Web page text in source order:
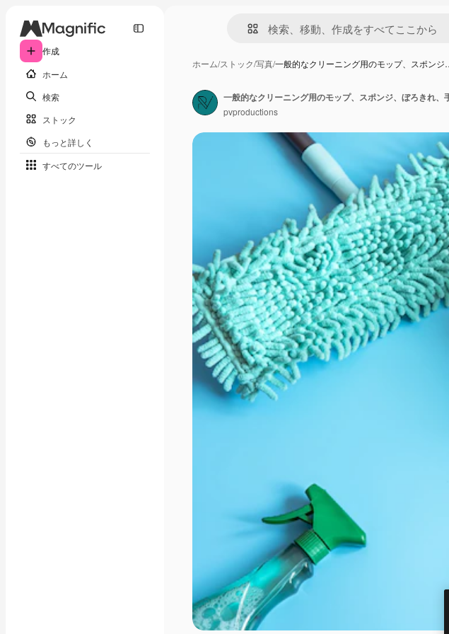
作成
ホーム
検索
ストック
もっと詳しく
すべてのツール
ホーム/ストック/写真/一般的なクリーニング用のモップ、スポン
pvproductions